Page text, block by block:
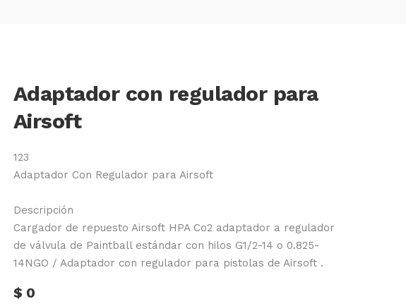
Adaptador con regulador para
Airsoft
123
Adaptador Con Regulador para Airsoft
Descripción
Cargador de repuesto Airsoft HPA Co2 adaptador a regulador
de válvula de Paintball estándar con hilos G1/2-14 o 0.825-
14NGO / Adaptador con regulador para pistolas de Airsoft .
$ 0